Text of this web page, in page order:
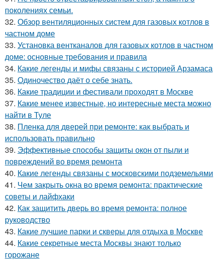
поколениях семьи.
32. Обзор вентиляционных систем для газовых котлов в
частном доме
33. Установка вентканалов для газовых котлов в частном
доме: основные требования и правила
34. Какие легенды и мифы связаны с историей Арзамаса
35. Одиночество даёт о себе знать.
36. Какие традиции и фестивали проходят в Москве
37. Какие менее известные, но интересные места можно
найти в Туле
38. Пленка для дверей при ремонте: как выбрать и
использовать правильно
39. Эффективные способы защиты окон от пыли и
повреждений во время ремонта
40. Какие легенды связаны с московскими подземельями
41. Чем закрыть окна во время ремонта: практические
советы и лайфхаки
42. Как защитить дверь во время ремонта: полное
руководство
43. Какие лучшие парки и скверы для отдыха в Москве
44. Какие секретные места Москвы знают только
горожане